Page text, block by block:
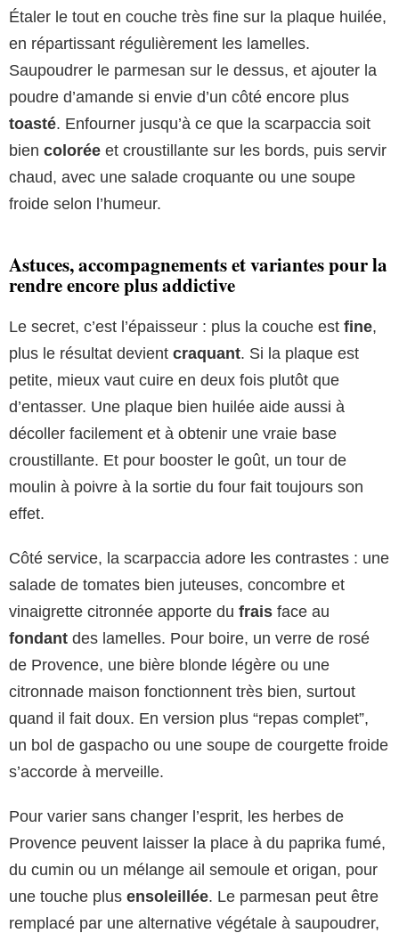
Étaler le tout en couche très fine sur la plaque huilée,
en répartissant régulièrement les lamelles.
Saupoudrer le parmesan sur le dessus, et ajouter la
poudre d’amande si envie d’un côté encore plus
toasté. Enfourner jusqu’à ce que la scarpaccia soit
bien colorée et croustillante sur les bords, puis servir
chaud, avec une salade croquante ou une soupe
froide selon l’humeur.
Astuces, accompagnements et variantes pour la
rendre encore plus addictive
Le secret, c’est l’épaisseur : plus la couche est fine,
plus le résultat devient craquant. Si la plaque est
petite, mieux vaut cuire en deux fois plutôt que
d’entasser. Une plaque bien huilée aide aussi à
décoller facilement et à obtenir une vraie base
croustillante. Et pour booster le goût, un tour de
moulin à poivre à la sortie du four fait toujours son
effet.
Côté service, la scarpaccia adore les contrastes : une
salade de tomates bien juteuses, concombre et
vinaigrette citronnée apporte du frais face au
fondant des lamelles. Pour boire, un verre de rosé
de Provence, une bière blonde légère ou une
citronnade maison fonctionnent très bien, surtout
quand il fait doux. En version plus “repas complet”,
un bol de gaspacho ou une soupe de courgette froide
s’accorde à merveille.
Pour varier sans changer l’esprit, les herbes de
Provence peuvent laisser la place à du paprika fumé,
du cumin ou un mélange ail semoule et origan, pour
une touche plus ensoleillée. Le parmesan peut être
remplacé par une alternative végétale à saupoudrer,